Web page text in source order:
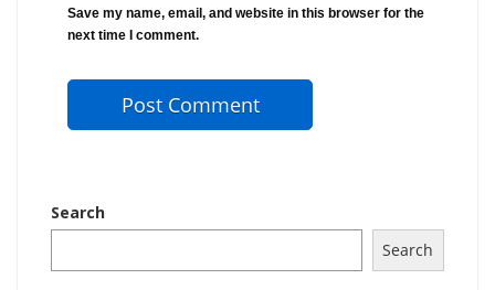
Save my name, email, and website in this browser for the
next time I comment.
Search
Search